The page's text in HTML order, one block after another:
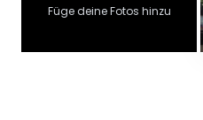
Füge deine Fotos hinzu